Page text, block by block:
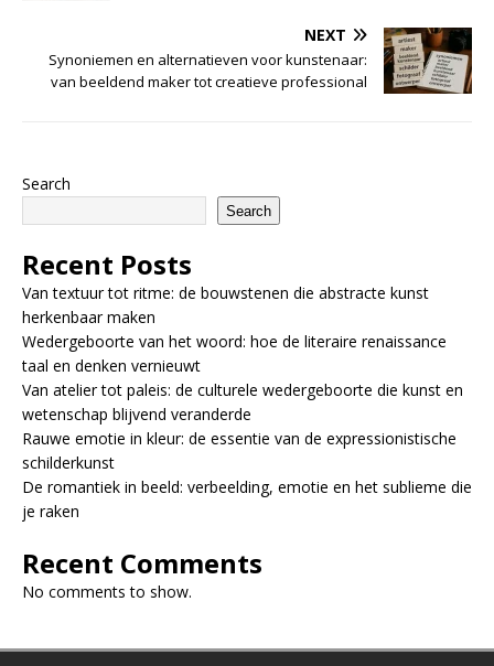
NEXT
Synoniemen en alternatieven voor kunstenaar:
van beeldend maker tot creatieve professional
Search
Search
Recent Posts
Van textuur tot ritme: de bouwstenen die abstracte kunst
herkenbaar maken
Wedergeboorte van het woord: hoe de literaire renaissance
taal en denken vernieuwt
Van atelier tot paleis: de culturele wedergeboorte die kunst en
wetenschap blijvend veranderde
Rauwe emotie in kleur: de essentie van de expressionistische
schilderkunst
De romantiek in beeld: verbeelding, emotie en het sublieme die
je raken
Recent Comments
No comments to show.